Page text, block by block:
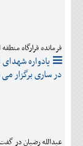
فرمانده قرارگاه
یادواره
در ساری برگزار
عبدالله رضیان در